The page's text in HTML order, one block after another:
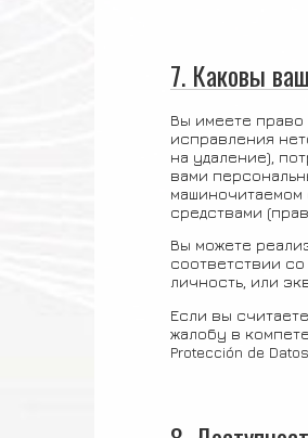
7. Каковы
Вы имеете право
исправления
на удаление),
вами
машиночитаемом
средствами
Вы можете
соответствии со
личность, или
Если вы
жалобу в
Protección de